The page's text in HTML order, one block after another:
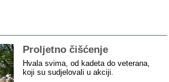
Proljetno čišćenje
Hvala svima, od kadeta do veterana,
koji su sudjelovali u akciji.